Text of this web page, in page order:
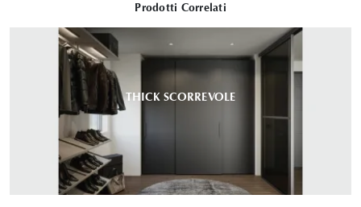
Prodotti Correlati
THICK SCORREVOLE